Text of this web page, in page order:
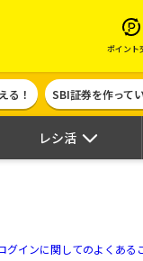
ポイント
る！ SBI証券を作って
レシ活
グインに関してのよくある